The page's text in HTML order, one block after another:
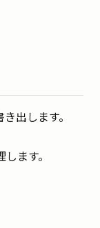
出します。
ます。